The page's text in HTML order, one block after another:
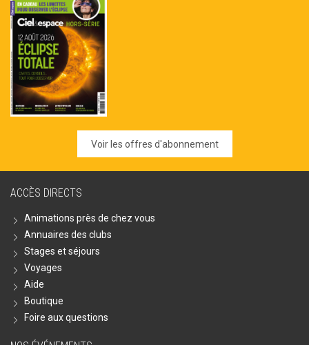
Voir les offres d'abonnement
ACCÈS DIRECTS
Animations près de chez vous
Annuaires des clubs
Stages et séjours
Voyages
Aide
Boutique
Foire aux questions